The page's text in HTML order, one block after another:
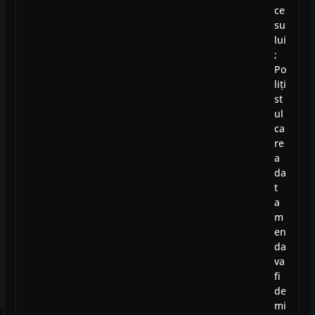
ce
su
lui
;
Po
liți
st
ul
ca
re
a
da
t
a
m
en
da
va
fi
de
mi